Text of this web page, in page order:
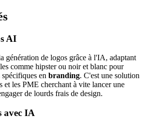
AI
génération de logos grâce à l'IA, adaptant
comme hipster ou noir et blanc pour
spécifiques en branding. C'est une solution
et les PME cherchant à vite lancer une
de lourds frais de design.
avec IA